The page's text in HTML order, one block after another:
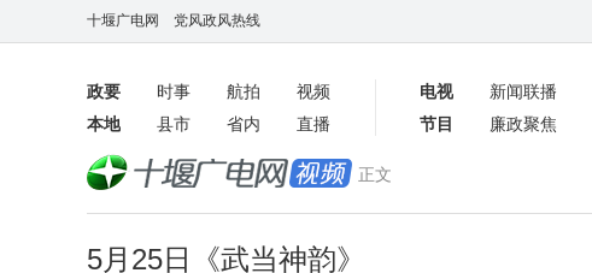
十堰广电网 党风政风热线
政要 时事 航拍
视频
本地
县市 省内 直播
电视 新闻联播
节目
廉政聚焦
数字报
正文
5月25日《武当神韵》